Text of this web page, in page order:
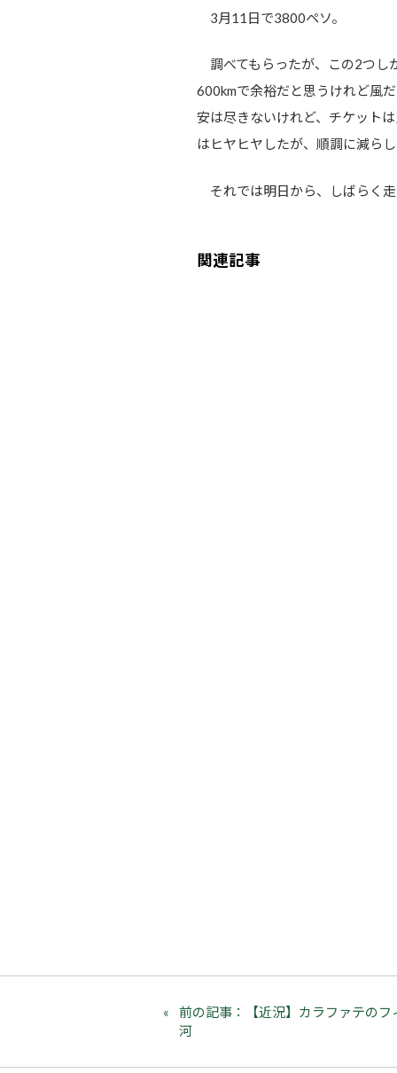
3月11日で3800ペソ。
調べてもらったが、この2つし
600kmで余裕だと思うけれど風
安は尽きないけれど、チケット
はヒヤヒヤしたが、順調に減ら
それでは明日から、しばらく走
関連記事
前の記事：【近況】カラファテの
河